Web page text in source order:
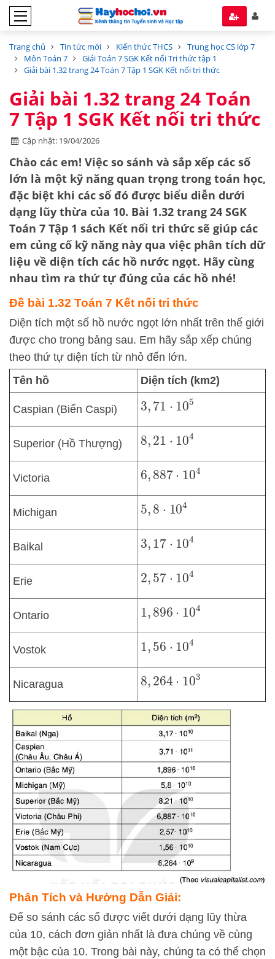
Trang chủ Tin tức mới Kiến thức THCS
Trung học CS lớp 7
Môn Toán 7
Giải Toán 7 SGK Kết nối Tri thức tập 1
Giải bài 1.32 trang 24 Toán 7 Tập 1 SGK Kết nối tri thức
Giải bài 1.32 trang 24 Toán
7 Tập 1 SGK Kết nối tri thức
Cập nhật: 19/04/2026
Chào các em! Việc so sánh và sắp xếp các số
lớn là một kỹ năng quan trọng trong toán học,
đặc biệt khi các số đó được biểu diễn dưới
dạng lũy thừa của 10. Bài 1.32 trang 24 SGK
Toán 7 Tập 1 sách Kết nối tri thức sẽ giúp các
em củng cố kỹ năng này qua việc phân tích dữ
liệu về diện tích các hồ nước ngọt. Hãy cùng
nhau tìm ra thứ tự đúng của các hồ nhé!
Đề bài 1.32 Toán 7 Kết nối tri thức
Diện tích một số hồ nước ngọt lớn nhất trên thế giới
được cho trong bảng sau. Em hãy sắp xếp chúng
theo thứ tự diện tích từ nhỏ đến lớn.
Tên hồ
Diện tích (km2)
Caspian (Biển Caspi) 3, 71 ⋅105
Superior (Hồ Thượng) 8, 21 ⋅104
Victoria 6, 887 ⋅104
Michigan 5, 8 104
Baikal 3, 17 ⋅104
Erie 2, 57 ⋅104
Ontario 1, 896 ⋅104
Vostok 1, 56 ⋅104
Nicaragua 8, 264 ⋅103
Phân Tích và Hướng Dẫn Giải:
Để so sánh các số được viết dưới dạng lũy thừa
của 10, cách đơn giản nhất là đưa chúng về cùng
một bậc của 10. Trong bài này, chúng ta có thể chọn